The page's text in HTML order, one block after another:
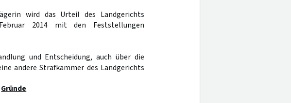
wird das Urteil des Landgerichts
2014 mit den Feststellungen
und Entscheidung, auch über die
andere Strafkammer des Landgerichts
Gründe